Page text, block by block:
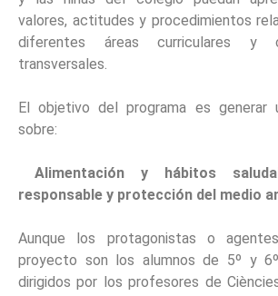
valores, actitudes y procedimientos
diferentes áreas curriculares y
transversales.
El objetivo del programa es generar
sobre:
Alimentación y hábitos
responsable y protección del medio
Aunque los protagonistas o
proyecto son los alumnos de 5º y
dirigidos por los profesores de